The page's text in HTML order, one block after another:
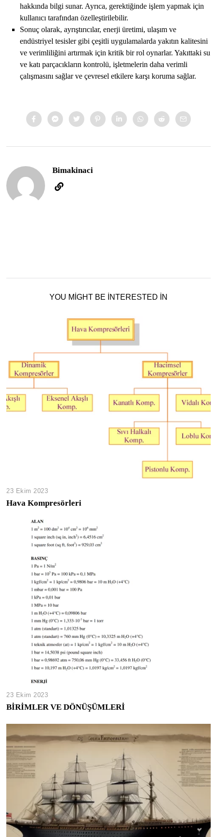
hakkında bilgi sunar. Ayrıca, gerektiğinde işlem yapmak için
kullanıcı tarafından özelleştirilebilir.
Sonuç olarak, ayrıştırıcılar, enerji üretimi, ulaşım ve
endüstriyel tesisler gibi çeşitli uygulamalarda yakıtın kalitesini
ve verimliliğini artırmak için kritik bir rol oynarlar. Yakıttaki su
ve katı parçacıkların kontrolü, işletmelerin daha verimli
çalışmasını sağlar ve çevresel etkilere karşı koruma sağlar.
Bimakinaci
YOU MIGHT BE INTERESTED IN
23 Ekim 2023
Hava Kompresörleri
23 Ekim 2023
BİRİMLER VE DÖNÜŞÜMLERİ